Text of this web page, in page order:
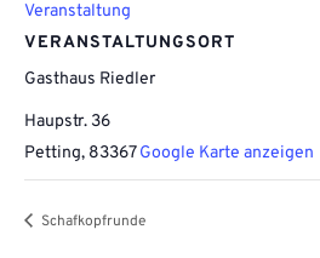
Veranstaltung
VERANSTALTUNGSORT
Gasthaus Riedler
Haupstr. 36
Petting, 83367 Google Karte anzeigen
Schafkopfrunde